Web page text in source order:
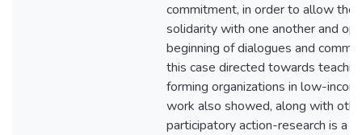
commitment, in order to allow the
solidarity with one another and
beginning of dialogues and
this case directed towards
forming organizations in low-
work also showed, along with
participatory action-research is a